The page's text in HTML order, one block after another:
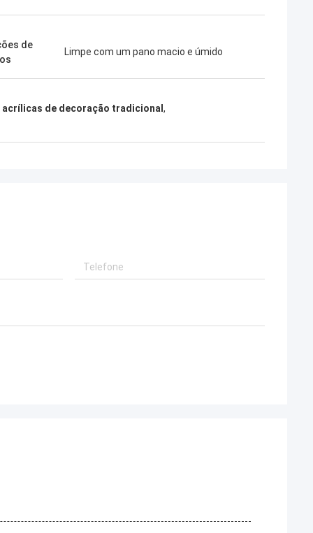
de
Limpe com um pano macio e úmido
acrílicas de decoração tradicional ,